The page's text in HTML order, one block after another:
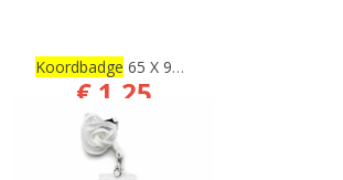
Koordbadge 65 X 95 Mm
€ 1,25
BESTELLEN